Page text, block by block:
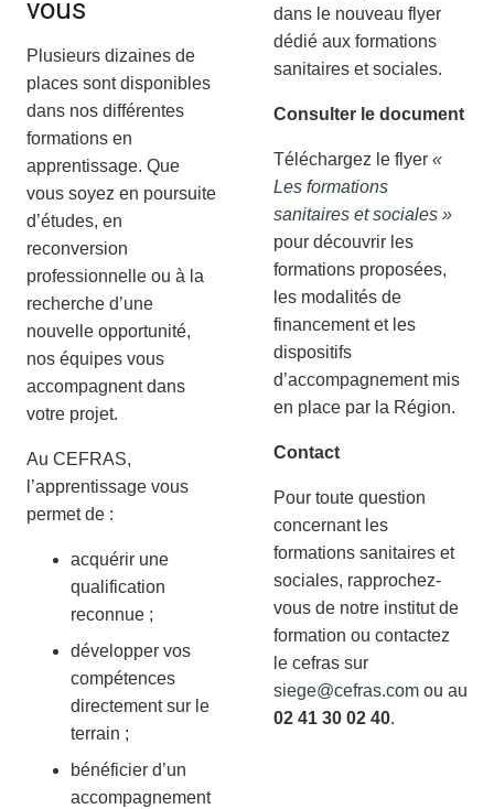
vous
Plusieurs dizaines de
places sont disponibles
dans nos différentes
formations en
apprentissage. Que
vous soyez en poursuite
d’études, en
reconversion
professionnelle ou à la
recherche d’une
nouvelle opportunité,
nos équipes vous
accompagnent dans
votre projet.
Au CEFRAS,
l’apprentissage vous
permet de :
acquérir une
qualification
reconnue ;
développer vos
compétences
directement sur le
terrain ;
bénéficier d’un
accompagnement
dans le nouveau flyer
dédié aux formations
sanitaires et sociales.
Consulter le document
Téléchargez le flyer «
Les formations
sanitaires et sociales »
pour découvrir les
formations proposées,
les modalités de
financement et les
dispositifs
d’accompagnement mis
en place par la Région.
Contact
Pour toute question
concernant les
formations sanitaires et
sociales, rapprochez-
vous de notre institut de
formation ou contactez
le cefras sur
siege@cefras.com ou au
02 41 30 02 40.